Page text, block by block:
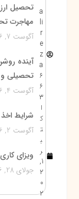
a
li
r
e
z
a
6
6
3
ا
ک
ت
ب
ر
1,
2
0
2
تحصیل
مهاجرت
آگوست 7, 2026
آینده
تحصیلی و
آگوست 4, 2026
شرایط
آگوست 2, 2026
ویزای کاری
جولای 28, 2026